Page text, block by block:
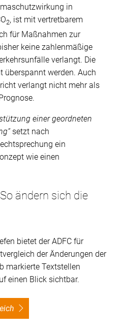
in
2, ist mit vertretbarem
für Maßnahmen zur
keine zahlenmäßige
verlangt. Die
überspannt werden. Auch
verlangt nicht mehr als
einer geordneten
setzt nach
ein
wie einen
ändern sich die
bietet der ADFC für
der Änderungen der
markierte Textstellen
einen Blick sichtbar.